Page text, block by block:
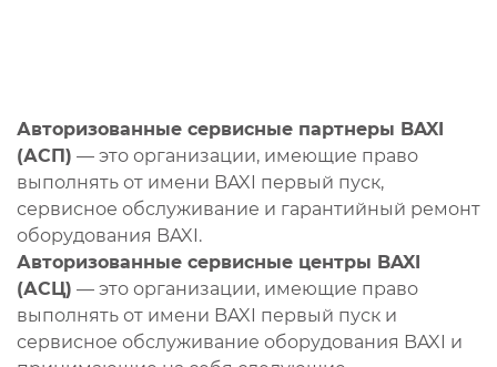
Авторизованные сервисные партнеры BAXI
(АСП) — это организации, имеющие право
выполнять от имени BAXI первый пуск,
сервисное обслуживание и гарантийный ремонт
оборудования BAXI.
Авторизованные сервисные центры BAXI
(АСЦ) — это организации, имеющие право
выполнять от имени BAXI первый пуск и
сервисное обслуживание оборудования BAXI и